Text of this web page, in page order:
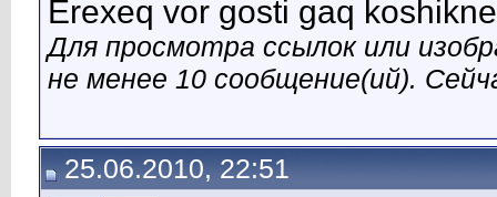
Erexeq vor gosti gaq
Для просмотра ссылок или
не менее 10 сообщение(ий).
25.06.2010, 22:51